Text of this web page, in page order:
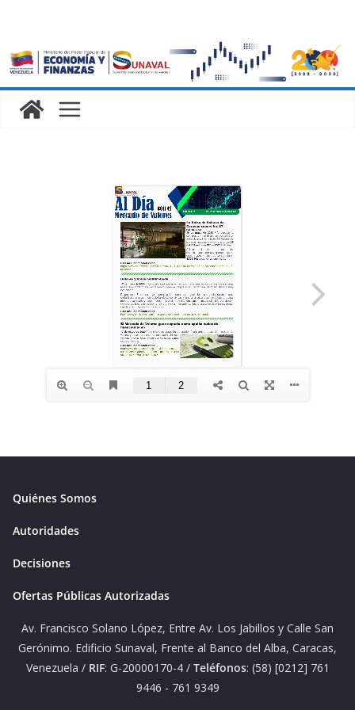
Quiénes Somos
Autoridades
Decisiones
Ofertas Públicas Autorizadas
Av. Francisco Solano López, Entre Av. Los Jabillos y Calle San
Gerónimo. Edificio Sunaval, Frente al Banco del Alba, Caracas,
Venezuela / RIF: G-20000170-4 / Teléfonos: (58) [0212] 761
9446 - 761 9349